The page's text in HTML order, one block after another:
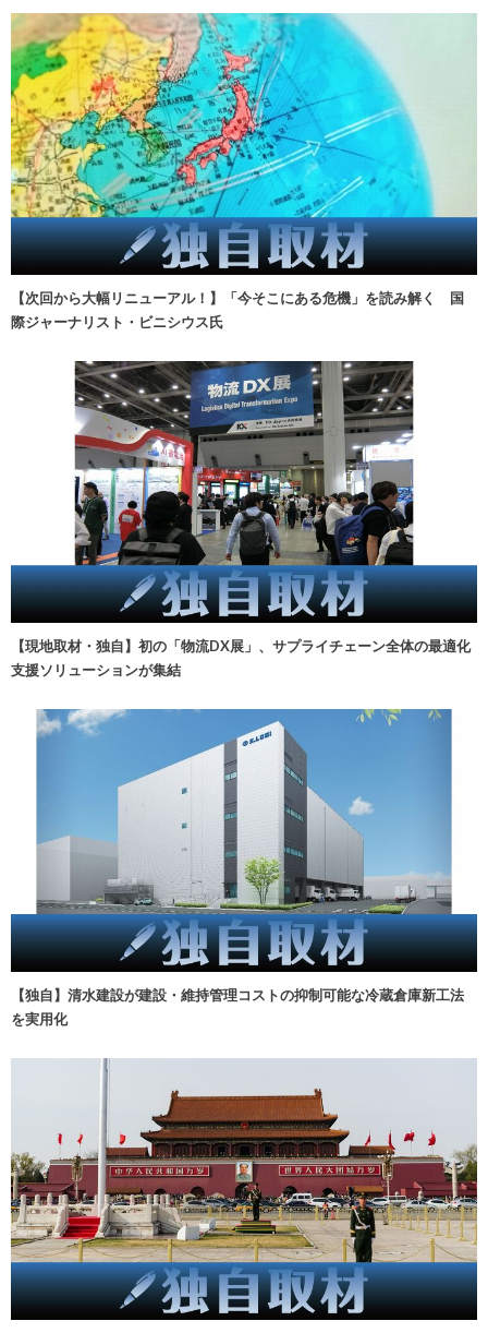
【次回から大幅リニューアル！】「今そこにある危機」を読み解く 国
際ジャーナリスト・ビニシウス氏
【現地取材・独自】初の「物流DX展」、サプライチェーン全体の最適化
支援ソリューションが集結
【独自】清水建設が建設・維持管理コストの抑制可能な冷蔵倉庫新工法
を実用化